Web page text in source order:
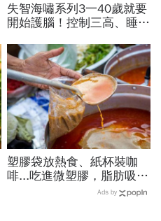
失智海嘯系列3一40歲就要
開始護腦！控制三高、睡眠
天算起
塑膠袋放熱食、紙杯裝咖
啡...吃進微塑膠，脂肪吸收
暴增145%！減重醫師只做
Ads by